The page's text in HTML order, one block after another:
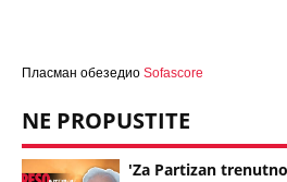
Пласман обезедио Sofascore
NE PROPUSTITE
'Za Partizan